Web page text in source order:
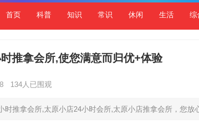
首页 科普 知识 常识 休闲 生活 综
推拿会所,使您满意而归优+体验
134人已围观
时推拿会所,太原小店24小时会所,太原小店推拿会所，您放